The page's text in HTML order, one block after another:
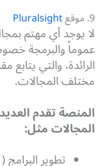
9. موقع Pluralsight
عموماً والبرمجة
الرائدة، والتي
مختلف المجالات.
المنصة تقدم
المجالات مثل: